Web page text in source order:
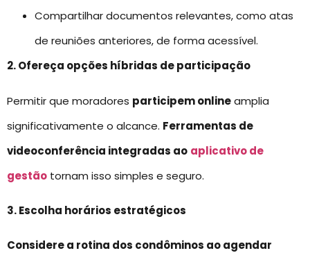
Compartilhar documentos relevantes, como atas
de reuniões anteriores, de forma acessível.
2. Ofereça opções híbridas de participação
Permitir que moradores participem onlineamplia
significativamente o alcance. Ferramentas de
videoconferência integradas ao aplicativo de
gestão tornam isso simples e seguro.
3. Escolha horários estratégicos
Considere a rotina dos condôminos ao agendar